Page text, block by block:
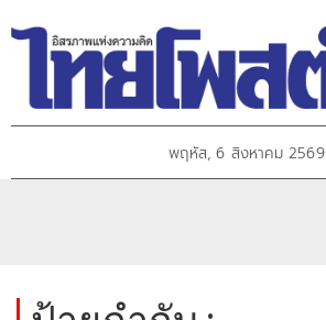
พฤหัส, 6 สิงหาคม 2569